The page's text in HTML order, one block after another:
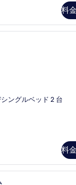
料
ファミリー ルーム | 1
ングルベッド 2 台
料
高級寝具、ミニバー
デラックス ダブルル